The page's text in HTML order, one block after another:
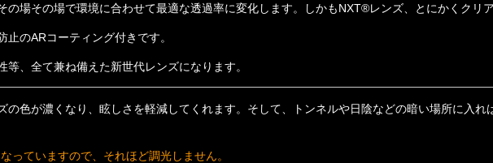
場その場で環境に合わせて最適な透過率に変化します。 しかもNXT®レンズ、とにかくクリ
のARコーティング付きです。
、全て兼ね備えた新世代レンズになります。
色が濃くなり、眩しさを軽減してくれます。そして、トンネルや日陰などの暗い場所に入
ていますので、それほど調光しません。